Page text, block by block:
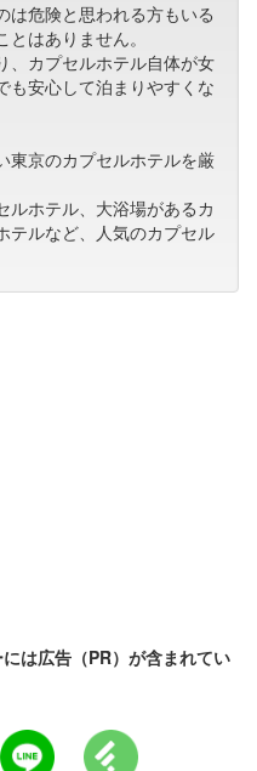
は危険と思われる方もいる
はありません。
、カプセルホテル自体が女
も安心して泊まりやすくな
東京のカプセルホテルを厳
ルホテル、大浴場があるカ
テルなど、人気のカプセル
は広告（PR）が含まれてい